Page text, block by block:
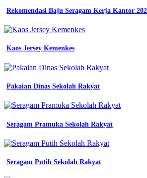
Rekomendasi Baju Seragam Kerja Kantor
Kaos Jersey Kemenkes
Pakaian Dinas Sekolah Rakyat
Seragam Pramuka Sekolah Rakyat
Seragam Putih Sekolah Rakyat